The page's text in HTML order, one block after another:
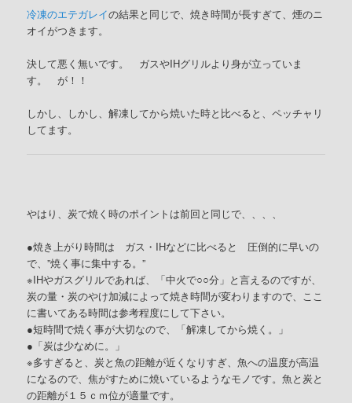
冷凍のエテガレイの結果と同じで、焼き時間が長すぎて、煙のニ
オイがつきます。
決して悪く無いです。 ガスやIHグリルより身が立っていま
す。 が！！
しかし、しかし、解凍してから焼いた時と比べると、ペッチャリ
してます。
やはり、炭で焼く時のポイントは前回と同じで、、、、
●焼き上がり時間は ガス・IHなどに比べると 圧倒的に早いの
で、”焼く事に集中する。”
※IHやガスグリルであれば、「中火で○○分」と言えるのですが、
炭の量・炭のやけ加減によって焼き時間が変わりますので、ここ
に書いてある時間は参考程度にして下さい。
●短時間で焼く事が大切なので、「解凍してから焼く。」
●「炭は少なめに。」
※多すぎると、炭と魚の距離が近くなりすぎ、魚への温度が高温
になるので、焦がすために焼いているようなモノです。魚と炭と
の距離が１５ｃｍ位が適量です。